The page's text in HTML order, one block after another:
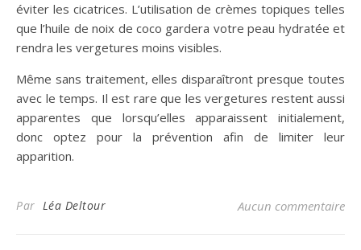
éviter les cicatrices. L’utilisation de crèmes topiques telles
que l’huile de noix de coco gardera votre peau hydratée et
rendra les vergetures moins visibles.
Même sans traitement, elles disparaîtront presque toutes
avec le temps. Il est rare que les vergetures restent aussi
apparentes que lorsqu’elles apparaissent initialement,
donc optez pour la prévention afin de limiter leur
apparition.
Par Léa Deltour Aucun commentaire